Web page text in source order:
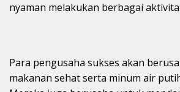
nyaman melakukan berbagai
Para pengusaha sukses akan
makanan sehat serta minum air